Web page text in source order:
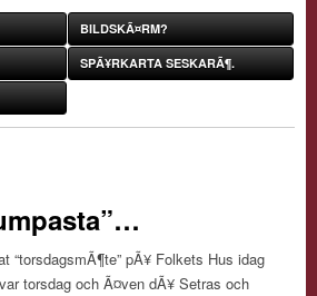
BILDSKÃ¤RM?
SPÃ¥RKARTA SESKARÃ¶.
“torsdagsmÃ¶te” pÃ¥ Folkets Hus idag
torsdag och Ã¤ven dÃ¥ Setras och